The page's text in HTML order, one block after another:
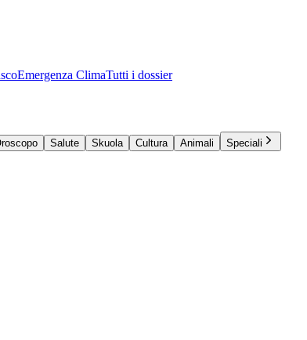
Emergenza ClimaTutti i dossier
Salute Skuola Cultura Animali
Speciali